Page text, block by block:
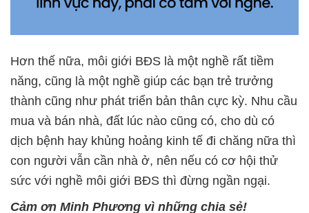
Hơn thế nữa, môi giới BĐS là một nghề rất tiềm
năng, cũng là một nghề giúp các bạn trẻ trưởng
thành cũng như phát triển bản thân cực kỳ. Nhu cầu
mua và bán nhà, đất lúc nào cũng có, cho dù có
dịch bệnh hay khủng hoảng kinh tế đi chăng nữa thì
con người vẫn cần nhà ở, nên nếu có cơ hội thử
sức với nghề môi giới BĐS thì đừng ngần ngại.
Cảm ơn Minh Phương vì những chia sẻ!